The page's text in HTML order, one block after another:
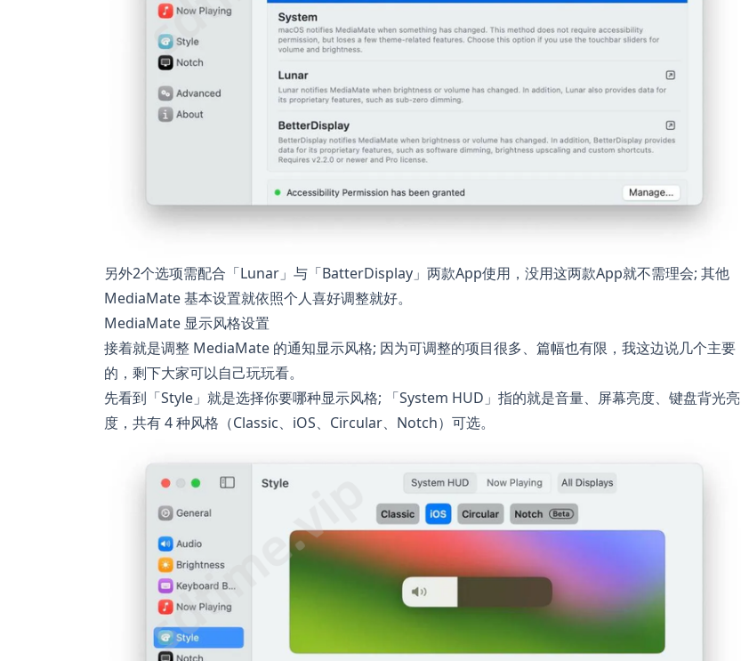
另外2个选项需配合「Lunar」与「BatterDisplay」两款App使用，没用这两款App就不需理会; 其他
MediaMate 基本设置就依照个人喜好调整就好。
MediaMate 显示风格设置
接着就是调整 MediaMate 的通知显示风格; 因为可调整的项目很多、篇幅也有限，我这边说几个主要
的，剩下大家可以自己玩玩看。
先看到「Style」就是选择你要哪种显示风格; 「System HUD」指的就是音量、屏幕亮度、键盘背光亮
度，共有 4 种风格（Classic、iOS、Circular、Notch）可选。